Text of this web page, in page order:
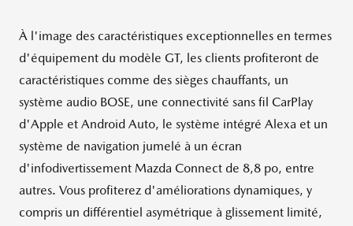
À l'image des caractéristiques exceptionnelles en termes
d'équipement du modèle GT, les clients profiteront de
caractéristiques comme des sièges chauffants, un
système audio BOSE, une connectivité sans fil CarPlay
d'Apple et Android Auto, le système intégré Alexa et un
système de navigation jumelé à un écran
d'infodivertissement Mazda Connect de 8,8 po, entre
autres. Vous profiterez d'améliorations dynamiques, y
compris un différentiel asymétrique à glissement limité,